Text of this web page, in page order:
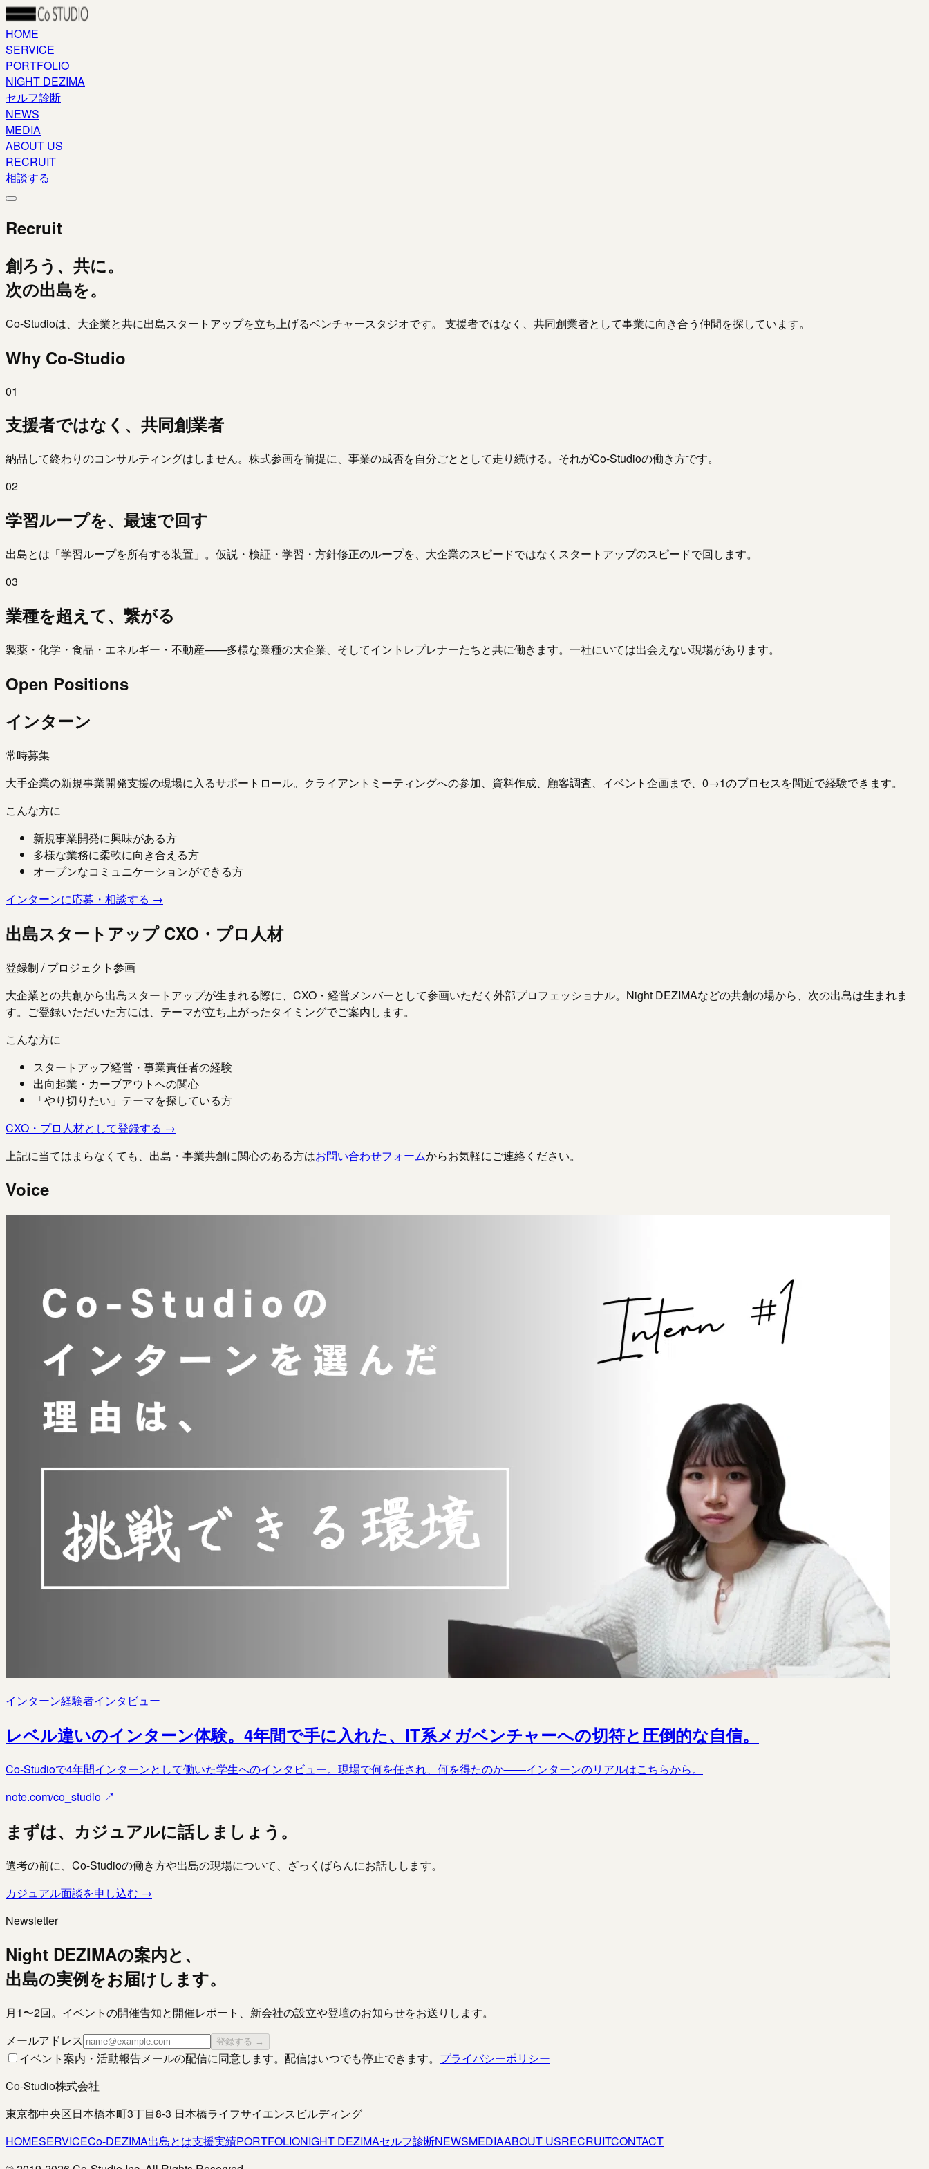
HOME
SERVICE
PORTFOLIO
NIGHT DEZIMA
セルフ診断
NEWS
MEDIA
ABOUT US
RECRUIT
相談する
Recruit
創ろう、共に。
次の出島を。
Co-Studioは、大企業と共に出島スタートアップを立ち上げるベンチャースタジオです。 支援者ではなく、共同創業者として事業に向き合う仲間を探しています。
Why Co-Studio
01
支援者ではなく、共同創業者
納品して終わりのコンサルティングはしません。株式参画を前提に、事業の成否を自分ごととして走り続ける。それがCo-Studioの働き方です。
02
学習ループを、最速で回す
出島とは「学習ループを所有する装置」。仮説・検証・学習・方針修正のループを、大企業のスピードではなくスタートアップのスピードで回します。
03
業種を超えて、繋がる
製薬・化学・食品・エネルギー・不動産——多様な業種の大企業、そしてイントレプレナーたちと共に働きます。一社にいては出会えない現場があります。
Open Positions
インターン
常時募集
大手企業の新規事業開発支援の現場に入るサポートロール。クライアントミーティングへの参加、資料作成、顧客調査、イベント企画まで、0→1のプロセスを間近で経験できます。
こんな方に
新規事業開発に興味がある方
多様な業務に柔軟に向き合える方
オープンなコミュニケーションができる方
インターンに応募・相談する →
出島スタートアップ CXO・プロ人材
登録制 / プロジェクト参画
大企業との共創から出島スタートアップが生まれる際に、CXO・経営メンバーとして参画いただく外部プロフェッショナル。Night DEZIMAなどの共創の場から、次の出島は生まれま
す。ご登録いただいた方には、テーマが立ち上がったタイミングでご案内します。
こんな方に
スタートアップ経営・事業責任者の経験
出向起業・カーブアウトへの関心
「やり切りたい」テーマを探している方
CXO・プロ人材として登録する →
上記に当てはまらなくても、出島・事業共創に関心のある方はお問い合わせフォームからお気軽にご連絡ください。
Voice
インターン経験者インタビュー
レベル違いのインターン体験。4年間で手に入れた、IT系メガベンチャーへの切符と圧倒的な自信。
Co-Studioで4年間インターンとして働いた学生へのインタビュー。現場で何を任され、何を得たのか——インターンのリアルはこちらから。
note.com/co_studio ↗
まずは、カジュアルに話しましょう。
選考の前に、Co-Studioの働き方や出島の現場について、ざっくばらんにお話しします。
カジュアル面談を申し込む →
Newsletter
Night DEZIMAの案内と、
出島の実例をお届けします。
月1〜2回。イベントの開催告知と開催レポート、新会社の設立や登壇のお知らせをお送りします。
メールアドレス
登録する →
イベント案内・活動報告メールの配信に同意します。配信はいつでも停止できます。 プライバシーポリシー
Co-Studio株式会社
東京都中央区日本橋本町3丁目8-3 日本橋ライフサイエンスビルディング
HOMESERVICECo-DEZIMA出島とは支援実績PORTFOLIONIGHT DEZIMAセルフ診断NEWSMEDIAABOUT USRECRUITCONTACT